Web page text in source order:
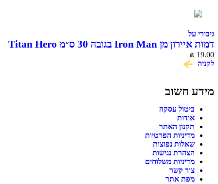
גיבורי על
דמות איירון מן Iron Man בגובה 30 ס״מ Titan Hero
Series Hasbro
₪ 19.00
לקניה
מידע חשוב
ביטול עסקה
אודות
תקנון האתר
מדיניות הפרטיות
שאלות נפוצות
הצהרת נגישות
מדיניות משלוחים
צור קשר
מפת אתר